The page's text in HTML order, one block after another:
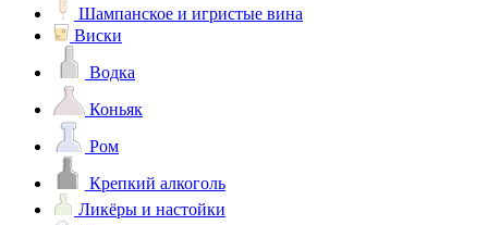
Шампанское и игристые вина
Виски
Водка
Коньяк
Ром
Крепкий алкоголь
Ликёры и настойки